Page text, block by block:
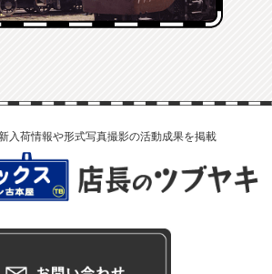
入荷情報や形式写真撮影の活動成果を掲載